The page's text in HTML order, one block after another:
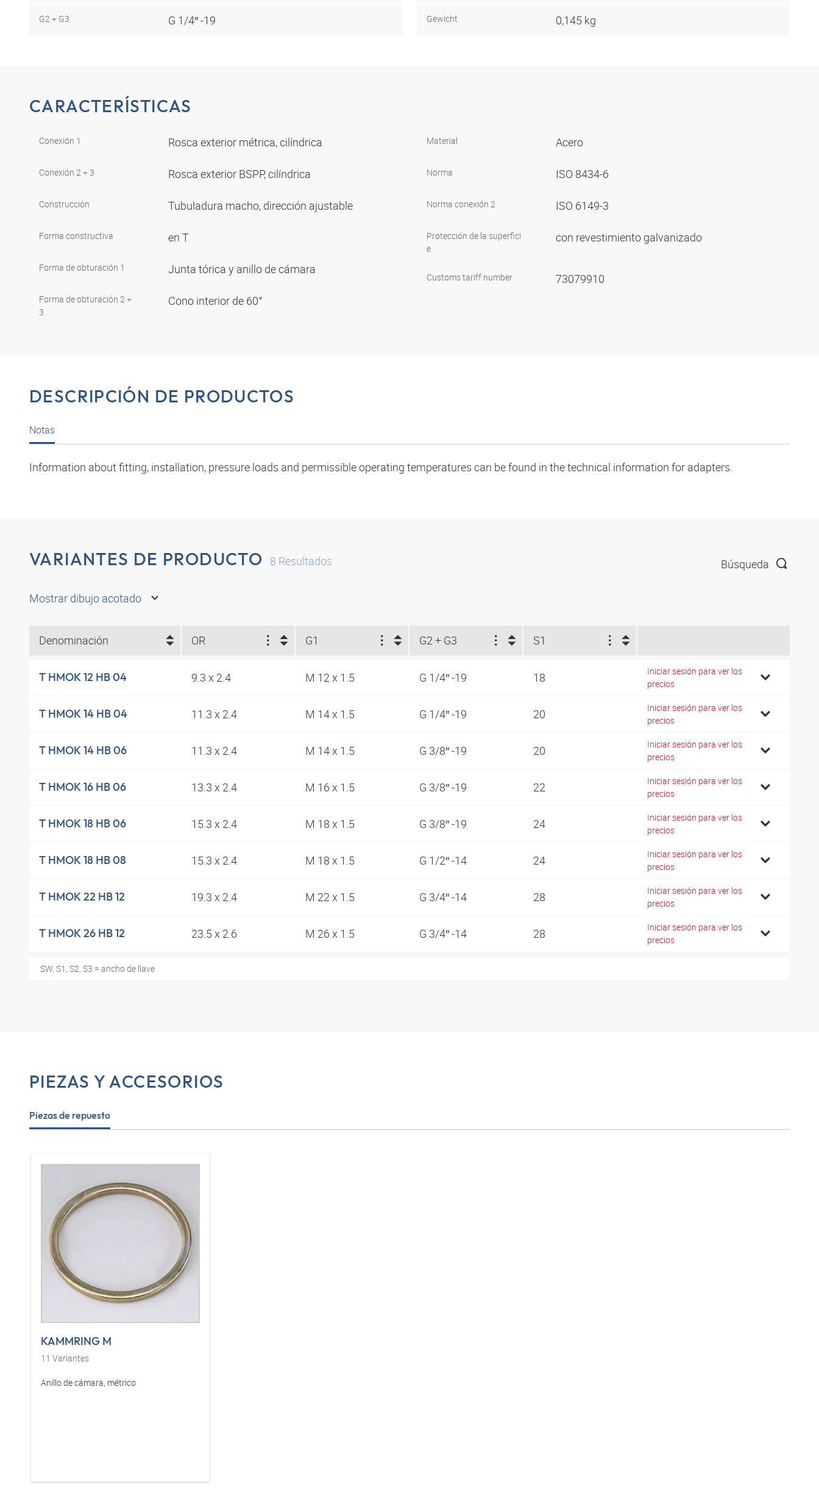
G2 + G3 G 1/4″ -19 Gewicht 0,145 kg
CARACTERÍSTICAS
Conexión 1 Rosca exterior métrica, cilíndrica
Conexión 2 + 3 Rosca exterior BSPP, cilíndrica
Construcción Tubuladura macho, dirección ajustable
Forma constructiva en T
Forma de obturación 1 Junta tórica y anillo de cámara
Forma de obturación 2 +
3
Cono interior de 60°
Material Acero
Norma ISO 8434-6
Norma conexión 2 ISO 6149-3
Protección de la superfici
e
con revestimiento galvanizado
Customs tariff number 73079910
DESCRIPCIÓN DE PRODUCTOS
Notas
Information about fitting, installation, pressure loads and permissible operating temperatures can be found in the technical information for adapters.
VARIANTES DE PRODUCTO 8 Resultados Búsqueda
Mostrar dibujo acotado
Denominación OR G1 G2 + G3 S1
T HMOK 12 HB 04 9.3 x 2.4 M 12 x 1.5 G 1/4″ -19 18
Iniciar sesión para ver los
precios
T HMOK 14 HB 04 11.3 x 2.4 M 14 x 1.5 G 1/4″ -19 20
Iniciar sesión para ver los
precios
T HMOK 14 HB 06 11.3 x 2.4 M 14 x 1.5 G 3/8″ -19 20
Iniciar sesión para ver los
precios
T HMOK 16 HB 06 13.3 x 2.4 M 16 x 1.5 G 3/8″ -19 22
Iniciar sesión para ver los
precios
T HMOK 18 HB 06 15.3 x 2.4 M 18 x 1.5 G 3/8″ -19 24
Iniciar sesión para ver los
precios
T HMOK 18 HB 08 15.3 x 2.4 M 18 x 1.5 G 1/2″ -14 24
Iniciar sesión para ver los
precios
T HMOK 22 HB 12 19.3 x 2.4 M 22 x 1.5 G 3/4″ -14 28
Iniciar sesión para ver los
precios
T HMOK 26 HB 12 23.5 x 2.6 M 26 x 1.5 G 3/4″ -14 28
Iniciar sesión para ver los
precios
SW, S1, S2, S3 = ancho de llave
PIEZAS Y ACCESORIOS
Piezas de repuesto
KAMMRING M
11 Variantes
Anillo de cámara, métrico